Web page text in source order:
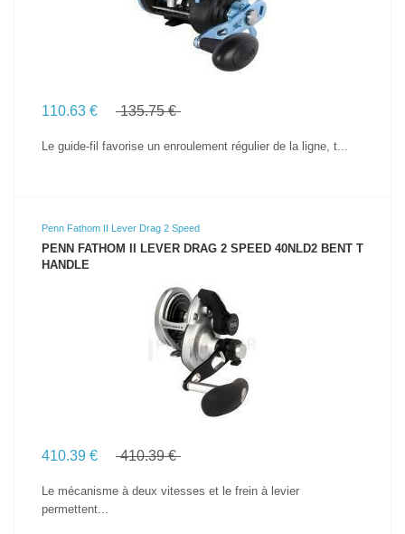
110.63 € 135.75 €
Le guide-fil favorise un enroulement régulier de la ligne, t...
Penn Fathom II Lever Drag 2 Speed
PENN FATHOM II LEVER DRAG 2 SPEED 40NLD2 BENT T
HANDLE
VOIR LE PRODUIT
410.39 € 410.39 €
Le mécanisme à deux vitesses et le frein à levier
permettent...